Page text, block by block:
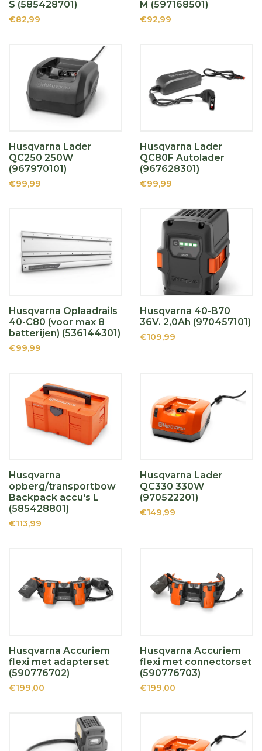
S (585428701)
€82,99
M (597168501)
€92,99
Husqvarna Lader
QC250 250W
(967970101)
€99,99
Husqvarna Lader
QC80F Autolader
(967628301)
€99,99
Husqvarna Oplaadrails
40-C80 (voor max 8
batterijen) (536144301)
€99,99
Husqvarna 40-B70
36V. 2,0Ah (970457101)
€109,99
Husqvarna
opberg/transportbow
Backpack accu's L
(585428801)
€113,99
Husqvarna Lader
QC330 330W
(970522201)
€149,99
Husqvarna Accuriem
flexi met adapterset
(590776702)
€199,00
Husqvarna Accuriem
flexi met connectorset
(590776703)
€199,00